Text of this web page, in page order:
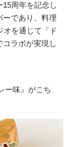
周年を記念し
ーであり、料理
オを通じて「ド
ラボが実現し
ー味』がこち